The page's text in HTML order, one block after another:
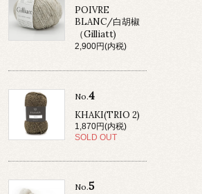
POIVRE
BLANC/白胡椒
（Gilliatt)
2,900円(内税)
No.4
KHAKI(TRIO 2)
1,870円(内税)
SOLD OUT
No.5